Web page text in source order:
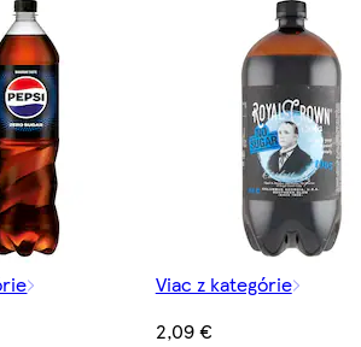
Viac z kategórie
2,09 €